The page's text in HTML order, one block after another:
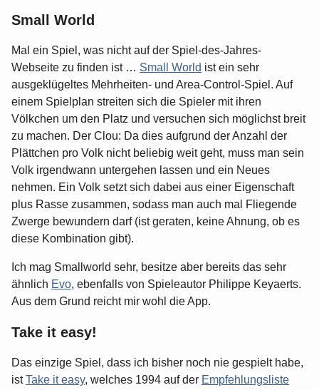
Small World
Mal ein Spiel, was nicht auf der Spiel-des-Jahres-
Webseite zu finden ist … Small World ist ein sehr
ausgeklügeltes Mehrheiten- und Area-Control-Spiel. Auf
einem Spielplan streiten sich die Spieler mit ihren
Völkchen um den Platz und versuchen sich möglichst breit
zu machen. Der Clou: Da dies aufgrund der Anzahl der
Plättchen pro Volk nicht beliebig weit geht, muss man sein
Volk irgendwann untergehen lassen und ein Neues
nehmen. Ein Volk setzt sich dabei aus einer Eigenschaft
plus Rasse zusammen, sodass man auch mal Fliegende
Zwerge bewundern darf (ist geraten, keine Ahnung, ob es
diese Kombination gibt).
Ich mag Smallworld sehr, besitze aber bereits das sehr
ähnlich Evo, ebenfalls von Spieleautor Philippe Keyaerts.
Aus dem Grund reicht mir wohl die App.
Take it easy!
Das einzige Spiel, dass ich bisher noch nie gespielt habe,
istTake it easy, welches 1994 auf der Empfehlungsliste